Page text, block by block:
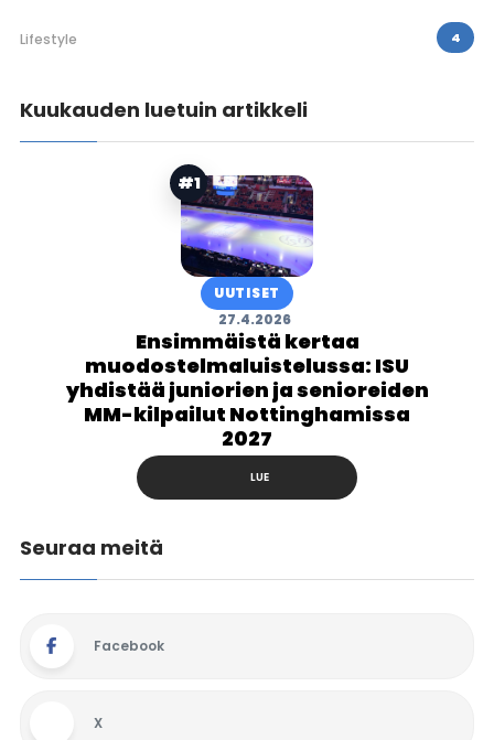
Lifestyle 4
Kuukauden luetuin artikkeli
#1
UUTISET
27.4.2026
Ensimmäistä kertaa
muodostelmaluistelussa: ISU
yhdistää juniorien ja senioreiden
MM-kilpailut Nottinghamissa
2027
LUE
Seuraa meitä
Facebook
X